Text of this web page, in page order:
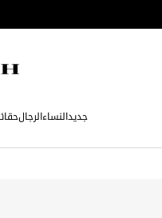
جديدالنساءالرجال